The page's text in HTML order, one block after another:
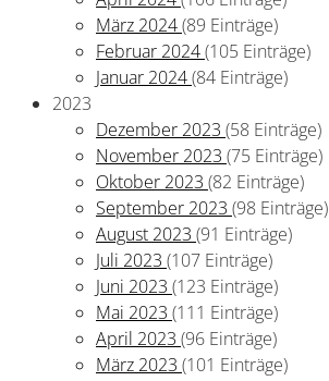
März 2024(89 Einträge)
Februar 2024(105 Einträge)
Januar 2024(84 Einträge)
2023
Dezember 2023 (58 Einträge)
November 2023 (75 Einträge)
Oktober 2023 (82 Einträge)
September 2023 (98 Einträge)
August 2023 (91 Einträge)
Juli 2023 (107 Einträge)
Juni 2023 (123 Einträge)
Mai 2023 (111 Einträge)
April 2023 (96 Einträge)
März 2023 (101 Einträge)